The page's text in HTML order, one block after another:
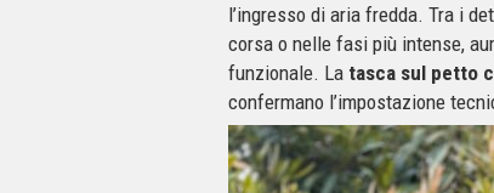
l’ingresso di aria fredda. Tra i
corsa o nelle fasi più intense,
funzionale. La tasca sul petto
confermano l’impostazione